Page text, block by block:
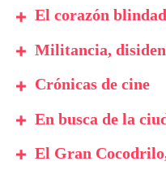
El corazón
Militancia,
Crónicas de cine
En busca de la
El Gran